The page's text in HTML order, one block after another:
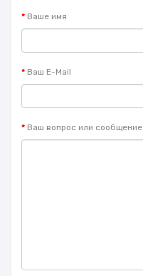
Ваше имя
Ваш E-Mail
Ваш вопрос или сообщение